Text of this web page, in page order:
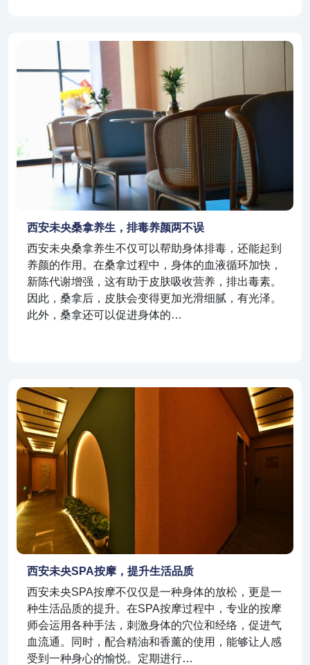
西安未央桑拿养生，排毒养颜两不误
西安未央桑拿养生不仅可以帮助身体排毒，还能起到
养颜的作用。在桑拿过程中，身体的血液循环加快，
新陈代谢增强，这有助于皮肤吸收营养，排出毒素。
因此，桑拿后，皮肤会变得更加光滑细腻，有光泽。
此外，桑拿还可以促进身体的…
西安未央SPA按摩，提升生活品质
西安未央SPA按摩不仅仅是一种身体的放松，更是一
种生活品质的提升。在SPA按摩过程中，专业的按摩
师会运用各种手法，刺激身体的穴位和经络，促进气
血流通。同时，配合精油和香薰的使用，能够让人感
受到一种身心的愉悦。定期进行…